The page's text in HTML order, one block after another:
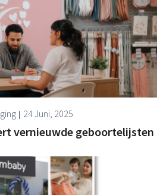
24 Juni, 2025
vernieuwde geboortelijsten